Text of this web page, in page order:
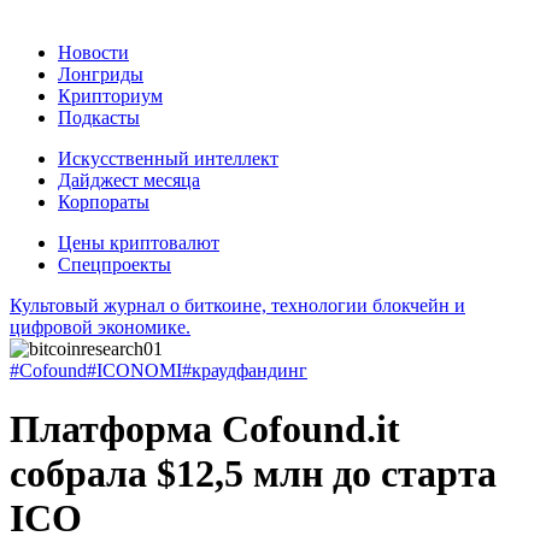
Новости
Лонгриды
Крипториум
Подкасты
Искусственный интеллект
Дайджест месяца
Корпораты
Цены криптовалют
Спецпроекты
Культовый журнал о биткоине, технологии блокчейн и
цифровой экономике.
#Cofound#ICONOMI#краудфандинг
Платформа Cofound.it
собрала $12,5 млн до старта
ICO